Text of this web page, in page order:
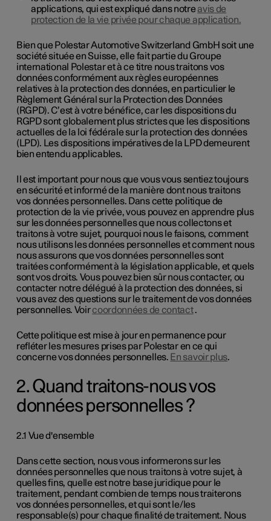
applications, qui est expliqué dans notreavis de
protection de la vie privée pour chaque application.
Bien que Polestar Automotive Switzerland GmbH soit une
société située en Suisse, elle fait partie du Groupe
international Polestar et à ce titre nous traitons vos
données conformément aux règles européennes
relatives à la protection des données, en particulier le
Règlement Général sur la Protection des Données
(RGPD). C’est à votre bénéfice, car les dispositions du
RGPD sont globalement plus strictes que les dispositions
actuelles de la loi fédérale sur la protection des données
(LPD). Les dispositions impératives de la LPD demeurent
bien entendu applicables.
Il est important pour nous que vous vous sentiez toujours
en sécurité et informé de la manière dont nous traitons
vos données personnelles. Dans cette politique de
protection de la vie privée, vous pouvez en apprendre plus
sur les données personnelles que nous collectons et
traitons à votre sujet, pourquoi nous le faisons, comment
nous utilisons les données personnelles et comment nous
nous assurons que vos données personnelles sont
traitées conformément à la législation applicable, et quels
sont vos droits. Vous pouvez bien sûr nous contacter, ou
contacter notre délégué à la protection des données, si
vous avez des questions sur le traitement de vos données
personnelles. Voircoordonnées de contact.
Cette politique est mise à jour en permanence pour
refléter les mesures prises par Polestar en ce qui
concerne vos données personnelles. En savoir plus.
2. Quand traitons-nous vos
données personnelles ?
2.1 Vue d'ensemble
Dans cette section, nous vous informerons sur les
données personnelles que nous traitons à votre sujet, à
quelles fins, quelle est notre base juridique pour le
traitement, pendant combien de temps nous traiterons
vos données personnelles, et qui sont le/les
responsable(s) pour chaque finalité de traitement. Nous